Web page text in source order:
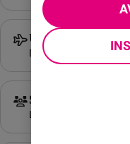
Utland
Din tjänst till och i
Säkerhet
Läs mer om din